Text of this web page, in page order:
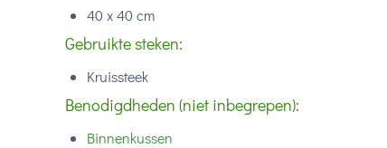
40 x 40 cm
Gebruikte steken:
Kruissteek
Benodigdheden (niet inbegrepen):
Binnenkussen